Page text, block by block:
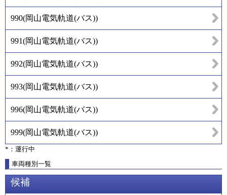
990(岡山電気軌道(バス))
991(岡山電気軌道(バス))
992(岡山電気軌道(バス))
993(岡山電気軌道(バス))
996(岡山電気軌道(バス))
999(岡山電気軌道(バス))
*：運行中
車両種別一覧
候補